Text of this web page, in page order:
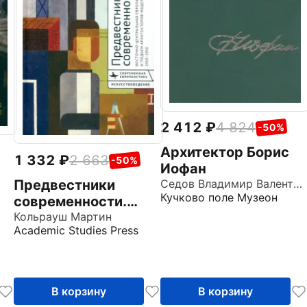
1 332 2 663 -50%
Предвестники
современности.
Восточно-
Центральная Европа
модернистов 1910-
1950
Кольрауш Мартин
Academic Studies Press
В корзину
2 412 4 824 -50%
Архитектор Борис
Иофан
Седов Владимир Валентинович
Кучково поле Музеон
В корзину